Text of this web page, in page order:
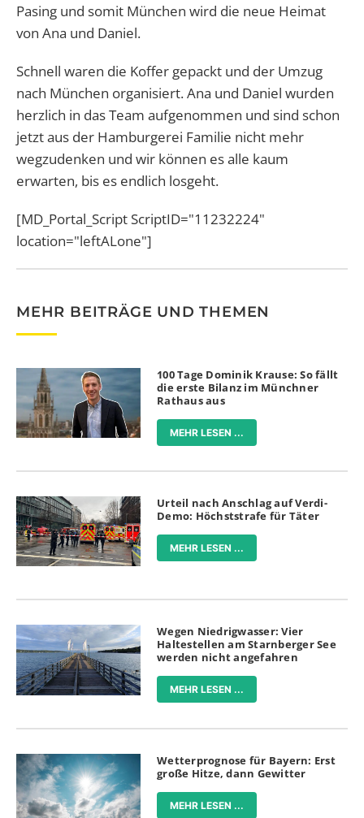
Pasing und somit München wird die neue Heimat
von Ana und Daniel.
Schnell waren die Koffer gepackt und der Umzug
nach München organisiert. Ana und Daniel wurden
herzlich in das Team aufgenommen und sind schon
jetzt aus der Hamburgerei Familie nicht mehr
wegzudenken und wir können es alle kaum
erwarten, bis es endlich losgeht.
[MD_Portal_Script ScriptID="11232224"
location="leftALone"]
MEHR BEITRÄGE UND THEMEN
100 Tage Dominik Krause: So fällt
die erste Bilanz im Münchner
Rathaus aus
MEHR LESEN ...
Urteil nach Anschlag auf Verdi-
Demo: Höchststrafe für Täter
MEHR LESEN ...
Wegen Niedrigwasser: Vier
Haltestellen am Starnberger See
werden nicht angefahren
MEHR LESEN ...
Wetterprognose für Bayern: Erst
große Hitze, dann Gewitter
MEHR LESEN ...